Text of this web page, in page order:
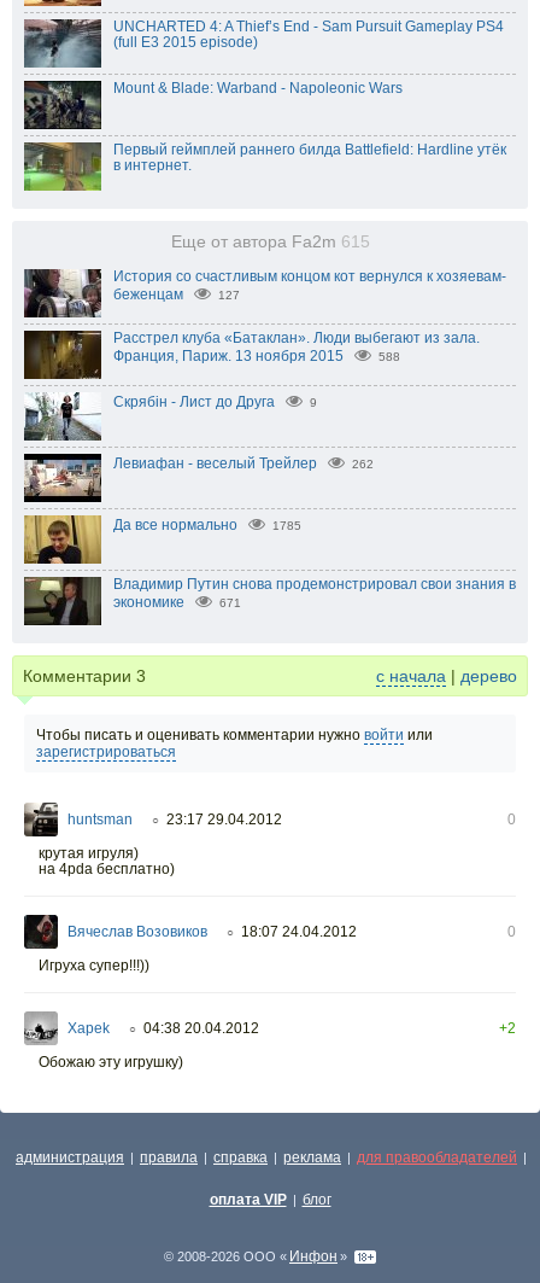
UNCHARTED 4: A Thief’s End - Sam Pursuit Gameplay PS4
(full E3 2015 episode)
Mount & Blade: Warband - Napoleonic Wars
Первый геймплей раннего билда Battlefield: Hardline утёк
в интернет.
Еще от автора Fa2m 615
История со счастливым концом кот вернулся к хозяевам-
беженцам
127
Расстрел клуба «Батаклан». Люди выбегают из зала.
Франция, Париж. 13 ноября 2015
588
Скрябін - Лист до Друга 9
Левиафан - веселый Трейлер 262
Да все нормально 1785
Владимир Путин снова продемонстрировал свои знания в
экономике
671
Комментарии 3 с начала | дерево
Чтобы писать и оценивать комментарии нужно войти или
зарегистрироваться
huntsman ○ 23:17 29.04.2012
0
крутая игруля)
на 4pda бесплатно)
Вячеслав Возовиков ○ 18:07 24.04.2012
0
Игруха супер!!!))
Xapek ○ 04:38 20.04.2012
+2
Обожаю эту игрушку)
администрация | правила | справка | реклама | для правообладателей |
оплата VIP | блог
© 2008-2026 ООО « Инфон »